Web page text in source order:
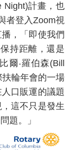
Night)計畫，也
者登入Zoom視
，「即使我們
持距離，還是
爾‧羅伯森(Bill
輪年會的一場
口販運的議題
這不只是發生
題。」